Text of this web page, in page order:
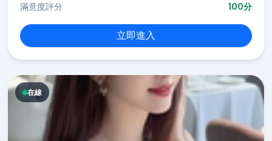
滿意度評分
100分
立即進入
在線